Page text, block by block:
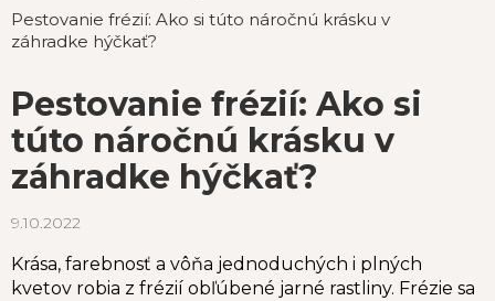
Pestovanie frézií: Ako si túto náročnú krásku v
záhradke hýčkať?
Pestovanie frézií: Ako si
túto náročnú krásku v
záhradke hýčkať?
9.10.2022
Krása, farebnosť a vôňa jednoduchých i plných
kvetov robia z frézií obľúbené jarné rastliny. Frézie sa